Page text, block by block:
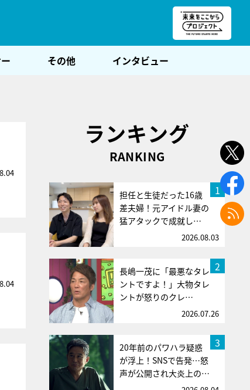
その他 インタビュー
ランキング
RANKING
1
担任と生徒だった16歳
差夫婦！元アイドル妻の
猛アタックで成就し…
2026.08.03
2
長嶋一茂に「最悪なタレ
ントですよ！」大物タレ
ントが怒りのクレ…
2026.07.26
3
20年前のパワハラ疑惑
が浮上！SNSで告発…怒
声が公開され大炎上の…